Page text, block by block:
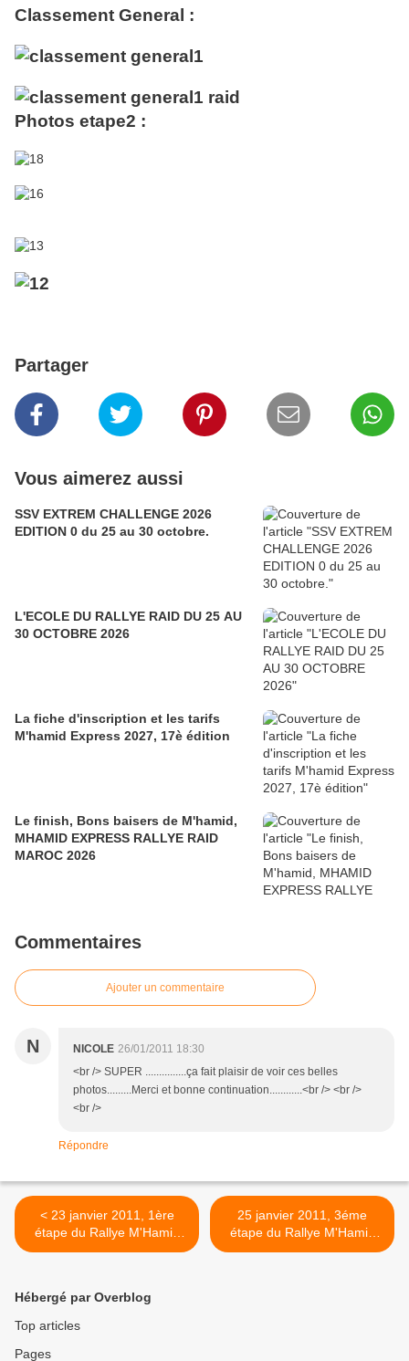
Classement General :
Photos etape2 :
Partager
Vous aimerez aussi
SSV EXTREM CHALLENGE 2026
EDITION 0 du 25 au 30 octobre.
L'ECOLE DU RALLYE RAID DU 25 AU
30 OCTOBRE 2026
La fiche d'inscription et les tarifs
M'hamid Express 2027, 17è édition
Le finish, Bons baisers de M'hamid,
MHAMID EXPRESS RALLYE RAID
MAROC 2026
Commentaires
Ajouter un commentaire
N NICOLE 26/01/2011 18:30
<br /> SUPER ...............ça fait plaisir de voir ces belles
photos.........Merci et bonne continuation............<br /> <br />
<br />
Répondre
< 23 janvier 2011, 1ère
étape du Rallye M'Hamid
Express
25 janvier 2011, 3éme
étape du Rallye M'Hamid
Express >
Hébergé par Overblog
Top articles
Pages